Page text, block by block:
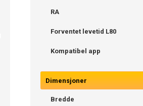
RA
Forventet levetid L80
Kompatibel app
Dimensjoner
Bredde